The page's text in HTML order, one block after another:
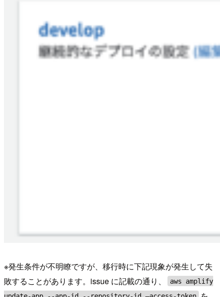
※発生条件が不明瞭ですが、移行時に下記現象が発生して失
敗することがあります。issue に記載の通り、
aws amplify